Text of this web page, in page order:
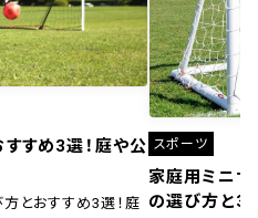
すめ3選！庭や公
とおすすめ3選！庭
スポーツ
家庭用ミニサ
の選び方と